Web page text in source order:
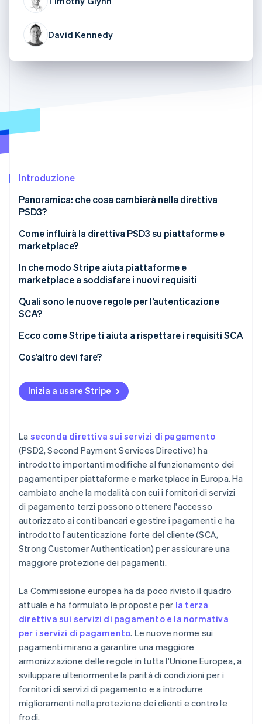
Scopri cosa ti aspetta
Radar
Prevenzione delle frodi
Costituzione di start-up
Identity
Scopri come Stripe sta costruendo l'infrastruttura
Guarda ora
Ecosistema
Stripe App Marketplace
David Kennedy
Introduzione
Panoramica: che cosa cambierà nella direttiva
PSD3?
Come influirà la direttiva PSD3 su piattaforme e
marketplace?
Pagamenti per piattaforme e marketplace ai sensi
delle attuali regole PSD2
Regole più rigorose per piattaforme e marketplace
ai sensi della direttiva PSD3
In che modo Stripe aiuta piattaforme e
marketplace a soddisfare i nuovi requisiti
Pagamenti tramite piattaforma con Connect
Quali sono le nuove regole per l’autenticazione
SCA?
Ruolo dell’autenticazione SCA nella riduzione delle
consumatori
Ecco come Stripe ti aiuta a rispettare i requisiti SCA
Flusso dell’autenticazione SCA
Cos’altro devi fare?
Inizia a usare Stripe
La seconda direttiva sui servizi di pagamento
(PSD2, Second Payment Services Directive) ha
introdotto importanti modifiche al funzionamento dei
pagamenti per piattaforme e marketplace in Europa. Ha
cambiato anche la modalità con cui i fornitori di servizi
di pagamento terzi possono ottenere l'accesso
autorizzato ai conti bancari e gestire i pagamenti e ha
introdotto l'autenticazione forte del cliente (SCA,
Strong Customer Authentication) per assicurare una
maggiore protezione dei pagamenti.
La Commissione europea ha da poco rivisto il quadro
attuale e ha formulato le proposte per la terza
direttiva sui servizi di pagamento e la normativa
per i servizi di pagamento. Le nuove norme sui
pagamenti mirano a garantire una maggiore
armonizzazione delle regole in tutta l'Unione Europea, a
sviluppare ulteriormente la parità di condizioni per i
fornitori di servizi di pagamento e a introdurre
miglioramenti nella protezione dei clienti e contro le
frodi.